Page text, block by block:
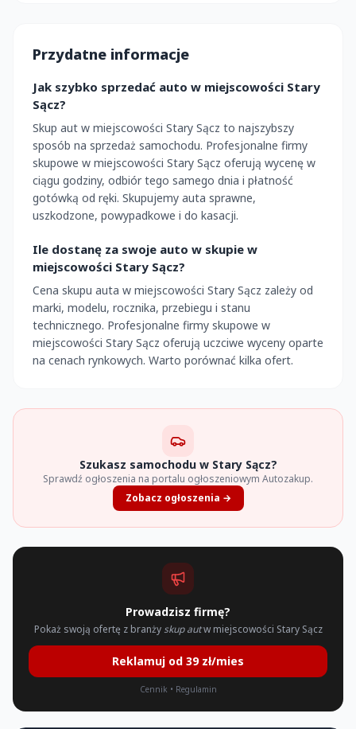
Przydatne informacje
Jak szybko sprzedać auto w miejscowości Stary
Sącz?
Skup aut w miejscowości Stary Sącz to najszybszy
sposób na sprzedaż samochodu. Profesjonalne firmy
skupowe w miejscowości Stary Sącz oferują wycenę w
ciągu godziny, odbiór tego samego dnia i płatność
gotówką od ręki. Skupujemy auta sprawne,
uszkodzone, powypadkowe i do kasacji.
Ile dostanę za swoje auto w skupie w
miejscowości Stary Sącz?
Cena skupu auta w miejscowości Stary Sącz zależy od
marki, modelu, rocznika, przebiegu i stanu
technicznego. Profesjonalne firmy skupowe w
miejscowości Stary Sącz oferują uczciwe wyceny oparte
na cenach rynkowych. Warto porównać kilka ofert.
Szukasz samochodu w Stary Sącz?
Sprawdź ogłoszenia na portalu ogłoszeniowym Autozakup.
Zobacz ogłoszenia →
Prowadzisz firmę?
Pokaż swoją ofertę z branżyskup autw miejscowości Stary Sącz
Reklamuj od 39 zł/mies
Cennik • Regulamin